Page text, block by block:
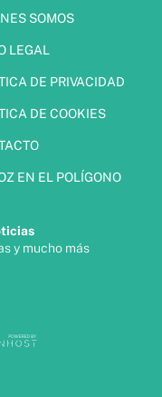
SOMOS
LEGAL
DE PRIVACIDAD
DE COOKIES
EN EL POLÍGONO
y mucho más